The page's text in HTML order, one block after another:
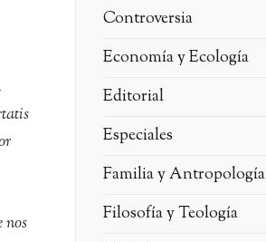
Controversia
Economía y Ecología
Editorial
Especiales
Familia y Antropología
Filosofía y Teología